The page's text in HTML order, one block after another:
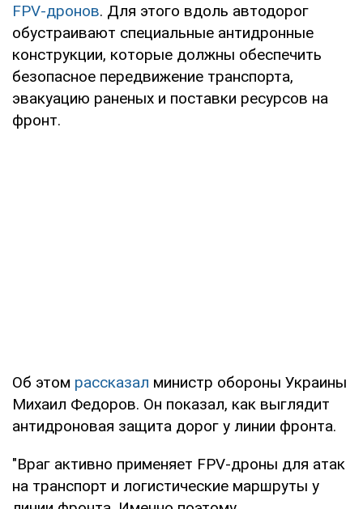
FPV-дронов. Для этого вдоль автодорог
обустраивают специальные антидронные
конструкции, которые должны обеспечить
безопасное передвижение транспорта,
эвакуацию раненых и поставки ресурсов на
фронт.
Об этом рассказал министр обороны Украины
Михаил Федоров. Он показал, как выглядит
антидроновая защита дорог у линии фронта.
"Враг активно применяет FPV-дроны для атак
на транспорт и логистические маршруты у